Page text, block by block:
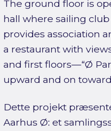
The ground floor is
hall where sailing
provides association
a restaurant with
and first floors—“Ø
upward and on
Dette projekt
Aarhus Ø: et